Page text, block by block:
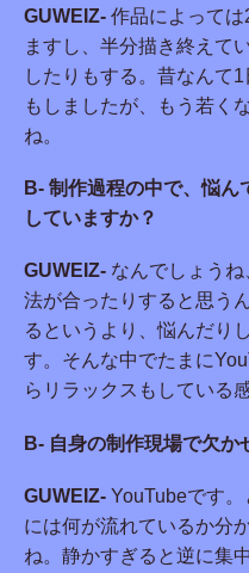
GUWEIZ- 作品によっては
ますし、半分描き終えて
したりもする。昔なんて
もしましたが、もう若く
ね。
B- 制作過程の中で、悩
していますか？
GUWEIZ- なんでしょう
法が合ったりすると思う
るというより、悩んだり
す。そんな中でたまに
らリラックスもしている
B- 自身の制作現場で欠か
GUWEIZ- YouTubeです
には何が流れているか分
ね。静かすぎると逆に集